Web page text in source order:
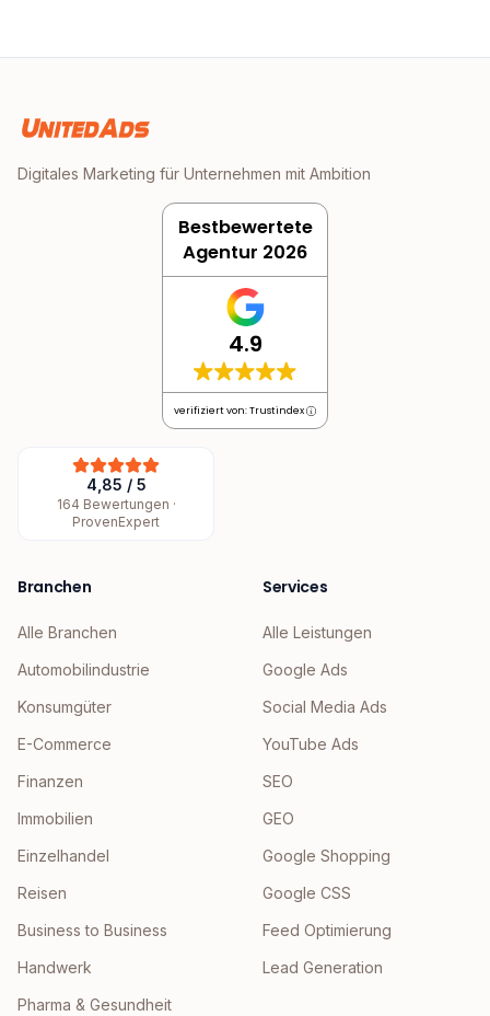
Digitales Marketing für Unternehmen mit Ambition
Bestbewertete
Agentur 2026
4.9
verifiziert von: Trustindex
4,85 / 5
164 Bewertungen ·
ProvenExpert
Branchen
Alle Branchen
Automobilindustrie
Konsumgüter
E-Commerce
Finanzen
Immobilien
Einzelhandel
Reisen
Business to Business
Handwerk
Pharma & Gesundheit
Services
Alle Leistungen
Google Ads
Social Media Ads
YouTube Ads
SEO
GEO
Google Shopping
Google CSS
Feed Optimierung
Lead Generation